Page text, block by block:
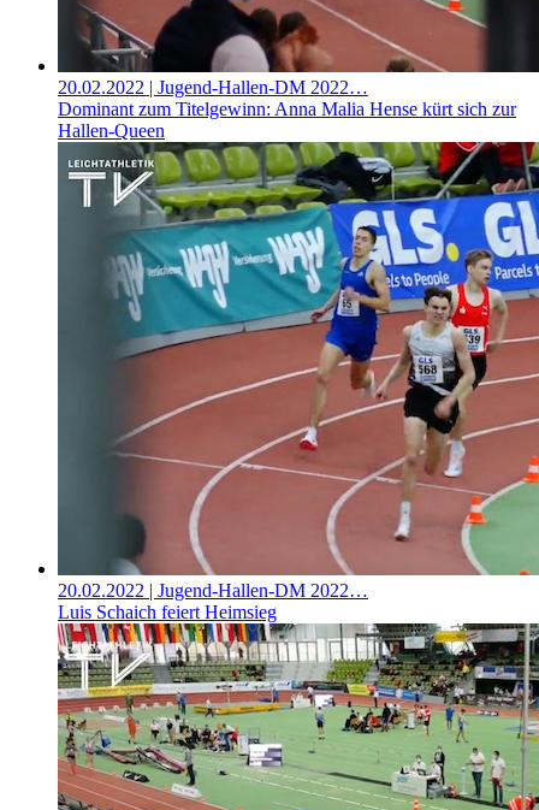
20.02.2022 | Jugend-Hallen-DM 2022…
Dominant zum Titelgewinn: Anna Malia Hense kürt sich zur
Hallen-Queen
20.02.2022 | Jugend-Hallen-DM 2022…
Luis Schaich feiert Heimsieg